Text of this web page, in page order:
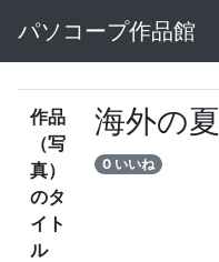
パソコープ作品館
作品
（写
真）
のタ
イト
ル
海外の夏
0 いいね